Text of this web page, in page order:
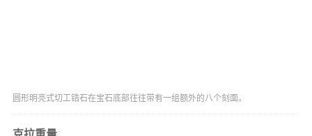
圆形明亮式切工锆石在宝石底部往往带有一组额外的八个刻面。